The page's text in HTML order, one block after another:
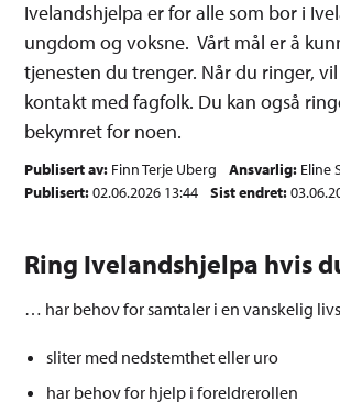
Ivelandshjelpa er for alle som bor i
ungdom og voksne. Vårt mål er å
tjenesten du trenger. Når du ringer,
kontakt med fagfolk. Du kan også
bekymret for noen.
Publisert av Finn Terje Uberg Ansvarlig Eline
Publisert 02.06.2026 13:44 Sist endret
Ring Ivelandshjelpa hvis
… har behov for samtaler i en vanskelig
sliter med nedstemthet eller uro
har behov for hjelp i foreldrerollen